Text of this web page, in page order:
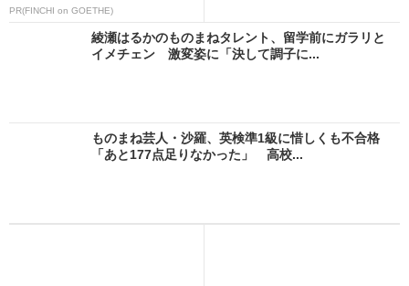
PR(FINCHI on GOETHE)
綾瀬はるかのものまねタレント、留学前にガラリと
イメチェン 激変姿に「決して調子に...
ものまね芸人・沙羅、英検準1級に惜しくも不合格
「あと177点足りなかった」 高校...